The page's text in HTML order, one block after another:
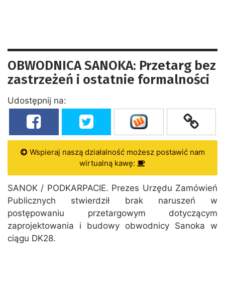
OBWODNICA SANOKA: Przetarg bez
zastrzeżeń i ostatnie formalności
Udostępnij na:
Wspieraj naszą działalność możesz postawić nam
wirtualną kawę:
SANOK / PODKARPACIE. Prezes Urzędu Zamówień
Publicznych stwierdził brak naruszeń w
postępowaniu przetargowym dotyczącym
zaprojektowania i budowy obwodnicy Sanoka w
ciągu DK28.